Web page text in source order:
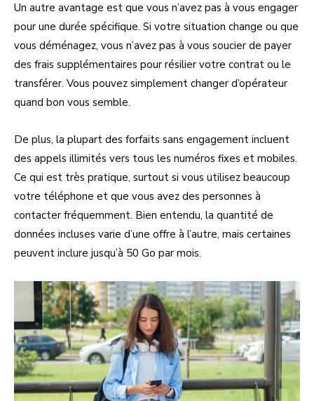
Un autre avantage est que vous n’avez pas à vous engager
pour une durée spécifique. Si votre situation change ou que
vous déménagez, vous n’avez pas à vous soucier de payer
des frais supplémentaires pour résilier votre contrat ou le
transférer. Vous pouvez simplement changer d’opérateur
quand bon vous semble.
De plus, la plupart des forfaits sans engagement incluent
des appels illimités vers tous les numéros fixes et mobiles.
Ce qui est très pratique, surtout si vous utilisez beaucoup
votre téléphone et que vous avez des personnes à
contacter fréquemment. Bien entendu, la quantité de
données incluses varie d’une offre à l’autre, mais certaines
peuvent inclure jusqu’à 50 Go par mois.